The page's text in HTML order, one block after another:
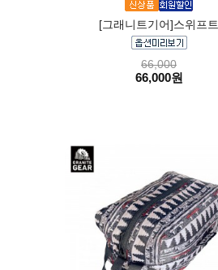
[그래니트기어]스위프트
66,000
66,000원